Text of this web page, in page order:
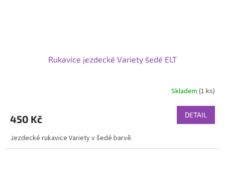
Rukavice jezdecké Variety šedé ELT
Skladem (1 ks)
450 Kč DETAIL
Jezdecké rukavice Variety v šedé barvě.